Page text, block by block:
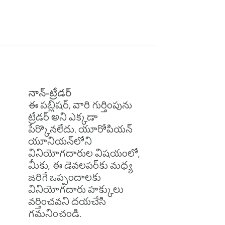
నాన్-ట్రేడర్
ఈ పబ్లిషర్, వారి గుర్తింపును
ట్రేడర్ అని ఎక్కడా
పేర్కొనలేదు. యూరోపియన్
యూనియన్‌లోని
వినియోగదారుల విషయంలో,
మీకు, ఈ డెవలపర్‌కు మధ్య
జరిగే ఒప్పందాలకు
వినియోగదారు హక్కులు
వర్తించవని దయచేసి
గమనించండి.